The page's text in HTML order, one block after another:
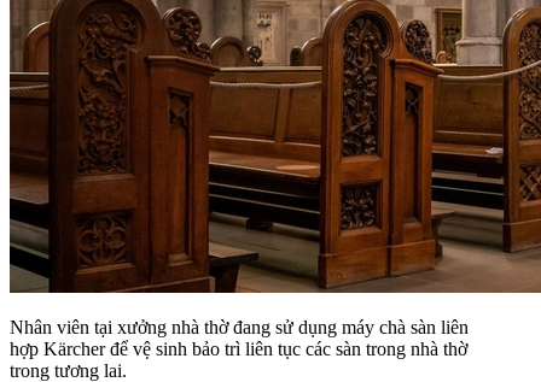
Nhân viên tại xưởng nhà thờ đang sử dụng máy chà sàn liên
hợp Kärcher để vệ sinh bảo trì liên tục các sàn trong nhà thờ
trong tương lai.